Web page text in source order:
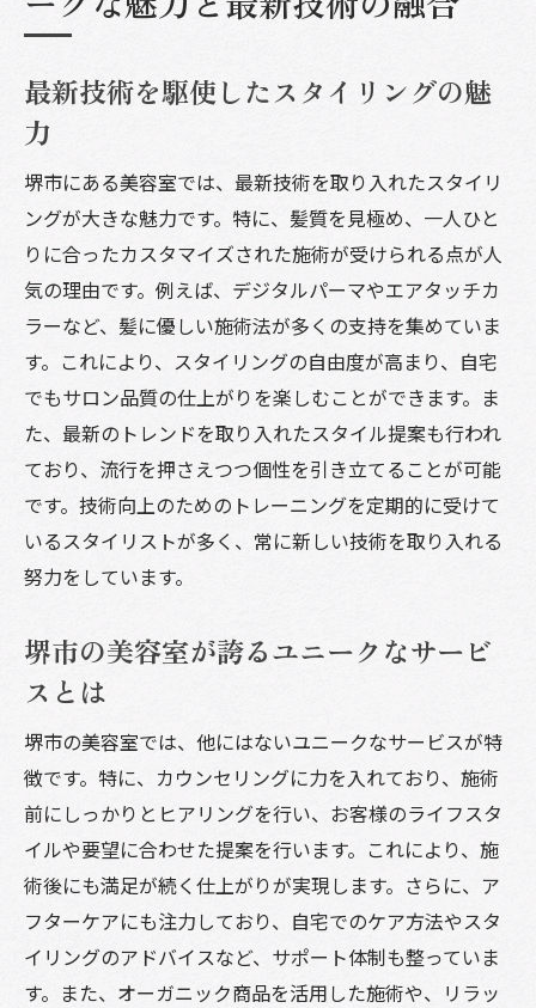
ト
美容室選びのコツ！堺市で自分に合ったサロン
自分にぴったりの美容室を見つけるための
カウンセリング活用法
口コミと評判を活かしたサロン選びのポイ
ント
初回訪問でチェックすべき美容室のこだわ
り
堺市エリアでおすすめの美容室選びのヒン
ト
個々のニーズに応える美容室の探し方
プライベート空間と接客サービスの心地よ
さを重視する理由
とその魅力
施術後の髪を守るためのホームケアアドバ
リピート客を生むアフターサービスの工夫
持続的な美しさを保つためのサポート体制
髪の健康を維持するための専門的アドバイ
ス
次回の来店が楽しみになるアフターケアの
魅力
最新技術で叶える長持ちスタイルの秘密
最新技術を駆使したスタイリングの魅
力
堺市にある美容室では、最新技術を取り入れたスタイリ
ングが大きな魅力です。特に、髪質を見極め、一人ひと
りに合ったカスタマイズされた施術が受けられる点が人
気の理由です。例えば、デジタルパーマやエアタッチカ
ラーなど、髪に優しい施術法が多くの支持を集めていま
す。これにより、スタイリングの自由度が高まり、自宅
でもサロン品質の仕上がりを楽しむことができます。ま
た、最新のトレンドを取り入れたスタイル提案も行われ
ており、流行を押さえつつ個性を引き立てることが可能
です。技術向上のためのトレーニングを定期的に受けて
いるスタイリストが多く、常に新しい技術を取り入れる
努力をしています。
堺市の美容室が誇るユニークなサービ
スとは
堺市の美容室では、他にはないユニークなサービスが特
徴です。特に、カウンセリングに力を入れており、施術
前にしっかりとヒアリングを行い、お客様のライフスタ
イルや要望に合わせた提案を行います。これにより、施
術後にも満足が続く仕上がりが実現します。さらに、ア
フターケアにも注力しており、自宅でのケア方法やスタ
イリングのアドバイスなど、サポート体制も整っていま
す。また、オーガニック商品を活用した施術や、リラッ